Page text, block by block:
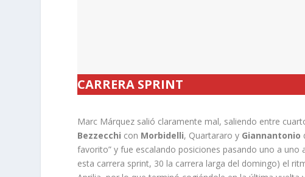
CARRERA SPRINT
Marc Márquez salió claramente mal, saliendo entre
Bezzecchi con Morbidelli, Quartararo y Giannantonio
favorito” y fue escalando posiciones pasando uno a
esta carrera sprint, 30 la carrera larga del domingo) el